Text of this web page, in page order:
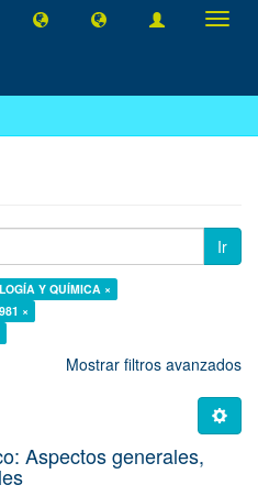
Ir
Y QUÍMICA ×
×
Mostrar filtros avanzados
Aspectos generales,